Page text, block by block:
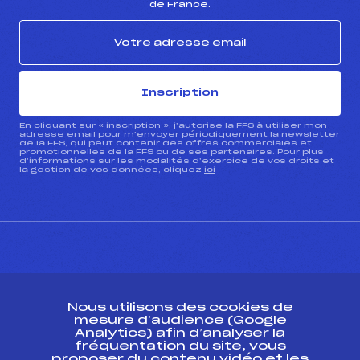
de France.
Inscription
En cliquant sur « inscription », j’autorise la FFS à utiliser mon
adresse email pour m’envoyer périodiquement la newsletter
de la FFS, qui peut contenir des offres commerciales et
promotionnelles de la FFS ou de ses partenaires. Pour plus
d’informations sur les modalités d’exercice de vos droits et
la gestion de vos données, cliquez ici
Ressources
Nous utilisons des cookies de
mesure d’audience (Google
Analytics) afin d’analyser la
fréquentation du site, vous